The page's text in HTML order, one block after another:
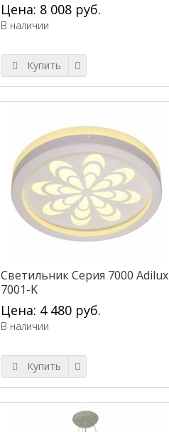
Цена: 8 008 руб.
В наличии
Купить
Светильник Серия 7000 Adilux
7001-K
Цена: 4 480 руб.
В наличии
Купить